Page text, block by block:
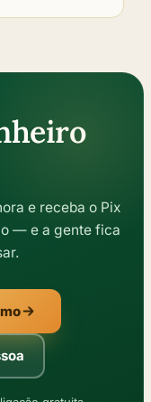
e receba o Pix
— e a gente fica